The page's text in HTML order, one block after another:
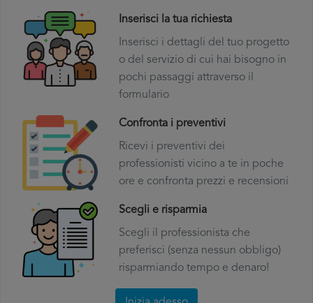
Inserisci la tua richiesta
Inserisci i dettagli del tuo progetto
o del servizio di cui hai bisogno in
pochi passaggi attraverso il
formulario
Confronta i preventivi
Ricevi i preventivi dei
professionisti vicino a te in poche
ore e confronta prezzi e recensioni
Scegli e risparmia
Scegli il professionista che
preferisci (senza nessun obbligo)
risparmiando tempo e denaro!